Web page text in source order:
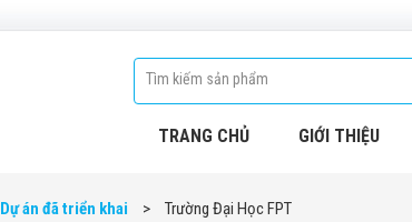
TRANG CHỦ GIỚI THIỆU
Dự án đã triển khai > Trường Đại Học FPT